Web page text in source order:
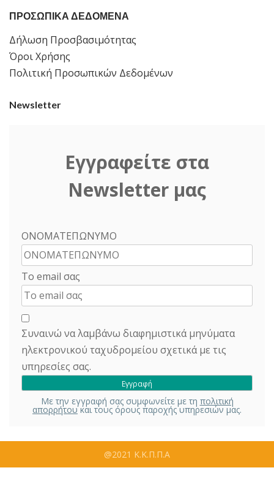
ΠΡΟΣΩΠΙΚΑ ΔΕΔΟΜΕΝΑ
Δήλωση Προσβασιμότητας
Όροι Χρήσης
Πολιτική Προσωπικών Δεδομένων
Newsletter
Εγγραφείτε στα
Newsletter μας
ΟΝΟΜΑΤΕΠΩΝΥΜΟ
Το email σας
Συναινώ να λαμβάνω διαφημιστικά μηνύματα
ηλεκτρονικού ταχυδρομείου σχετικά με τις
υπηρεσίες σας.
Με την εγγραφή σας συμφωνείτε με τη πολιτική
απορρήτουκαι τους όρους παροχής υπηρεσιών μας.
@2021 Κ.Κ.Π.Π.Α